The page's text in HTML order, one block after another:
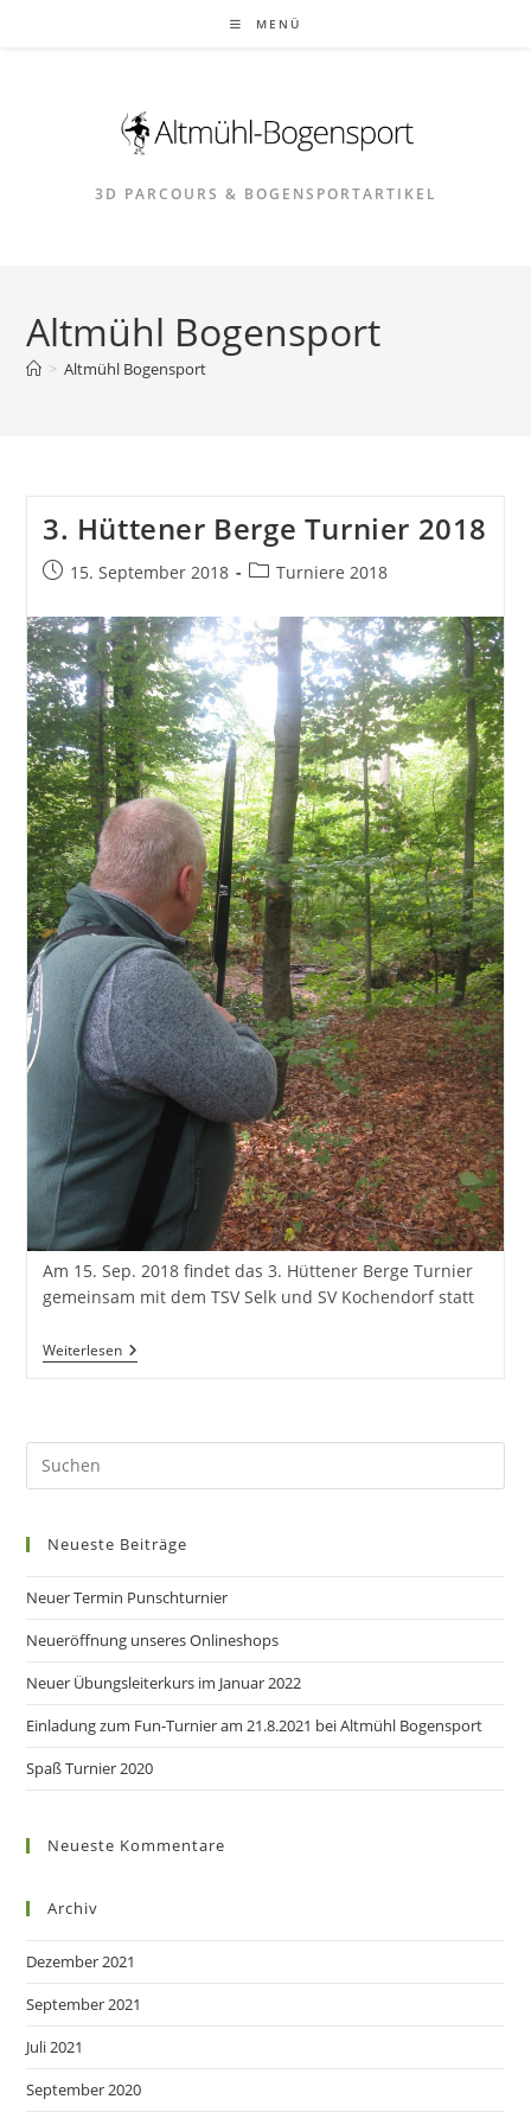
MENÜ
3D PARCOURS & BOGENSPORTARTIKEL
Altmühl Bogensport
> Altmühl Bogensport
3. Hüttener Berge Turnier 2018
Beitrag15. September 2018
Beitrags-
Turniere 2018
Am 15. Sep. 2018 findet das 3. Hüttener Berge Turnier
gemeinsam mit dem TSV Selk und SV Kochendorf statt
Weiterlesen3.
Hüttener
Neueste Beiträge
Neuer Termin Punschturnier
Neueröffnung unseres Onlineshops
Neuer Übungsleiterkurs im Januar 2022
Einladung zum Fun-Turnier am 21.8.2021 bei Altmühl Bogensport
Spaß Turnier 2020
Neueste Kommentare
Archiv
Dezember 2021
September 2021
Juli 2021
September 2020